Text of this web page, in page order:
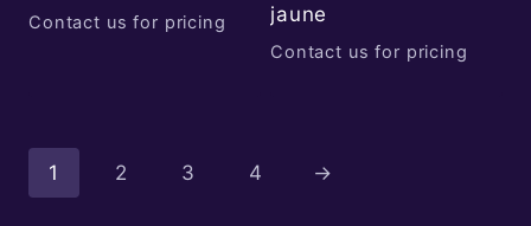
Contact us for pricing
jaune
Contact us for pricing
1 2 3 4 →